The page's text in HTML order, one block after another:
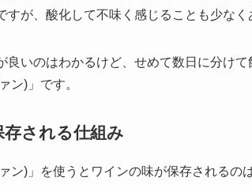
すが、酸化して不味く感じることも少なく
良いのはわかるけど、せめて数日に分け
ン)」です。
される仕組み
ン)」を使うとワインの味が保存される